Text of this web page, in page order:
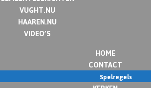
VUGHT.NU
HAAREN.NU
VIDEO’S
HOME
CONTACT
Spelregels